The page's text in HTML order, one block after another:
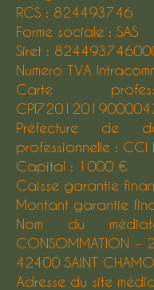
RCS : 824493746
Forme sociale : SAS
Siret :
Numero TVA
Carte
Préfecture de
professionnelle : CCI
Capital : 1000 €
Caisse garantie
Montant garantie
Nom du
CONSOMMATION
42400 SAINT
Adresse du site
Budget
Budget
Surface
Surface
Pièces
Pièces
Référence
AFFINER